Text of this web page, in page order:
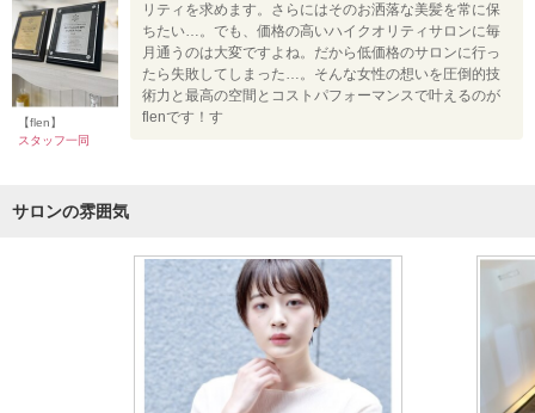
【flen】
スタッフ一同
リティを求めます。さらにはそのお洒落な美髪を常に保
ちたい…。でも、価格の高いハイクオリティサロンに毎
月通うのは大変ですよね。だから低価格のサロンに行っ
たら失敗してしまった…。そんな女性の想いを圧倒的技
術力と最高の空間とコストパフォーマンスで叶えるのが
flenです！す
サロンの雰囲気